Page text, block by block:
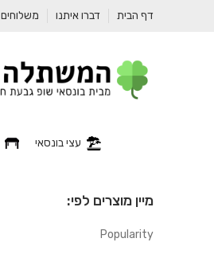
דף הבית דברו איתנו משלוחים
עצי בונסאי
מיין מוצרים לפי:
Popularity